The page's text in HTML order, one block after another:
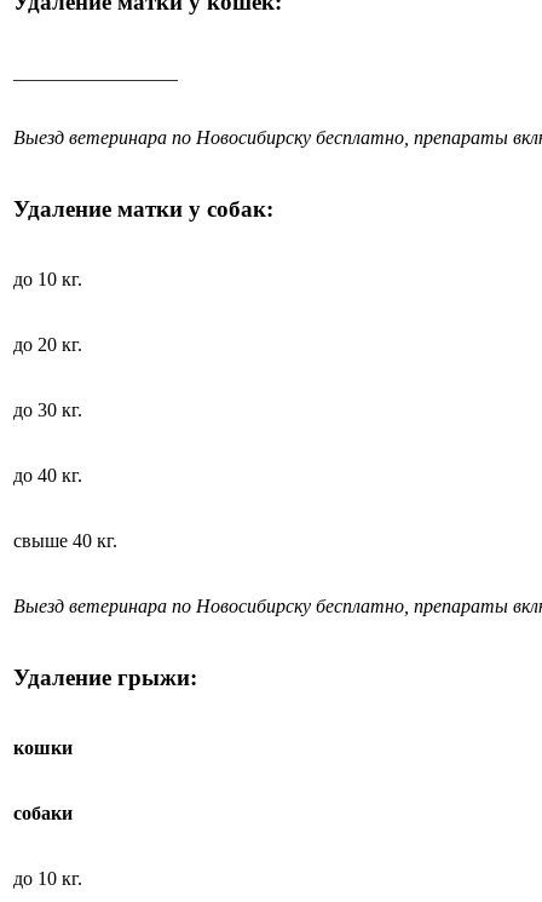
Выезд ветеринара по Новосибирску бесплатно, препараты
Удаление матки у собак:
до 10 кг.
до 20 кг.
до 30 кг.
до 40 кг.
свыше 40 кг.
Выезд ветеринара по Новосибирску бесплатно, препараты
Удаление грыжи:
кошки
собаки
до 10 кг.